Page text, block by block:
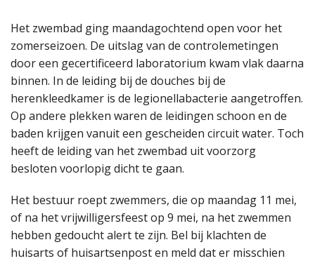
Het zwembad ging maandagochtend open voor het
zomerseizoen. De uitslag van de controlemetingen
door een gecertificeerd laboratorium kwam vlak daarna
binnen. In de leiding bij de douches bij de
herenkleedkamer is de legionellabacterie aangetroffen.
Op andere plekken waren de leidingen schoon en de
baden krijgen vanuit een gescheiden circuit water. Toch
heeft de leiding van het zwembad uit voorzorg
besloten voorlopig dicht te gaan.
Het bestuur roept zwemmers, die op maandag 11 mei,
of na het vrijwilligersfeest op 9 mei, na het zwemmen
hebben gedoucht alert te zijn. Bel bij klachten de
huisarts of huisartsenpost en meld dat er misschien